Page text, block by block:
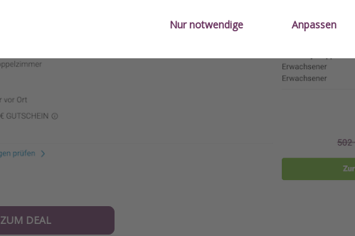
ZUM DEAL
Nur notwendige Anpassen